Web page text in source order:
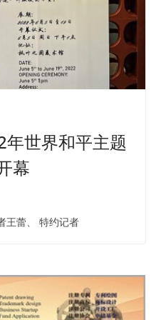
年世界和平主题
幕
王蕾、 特约记者